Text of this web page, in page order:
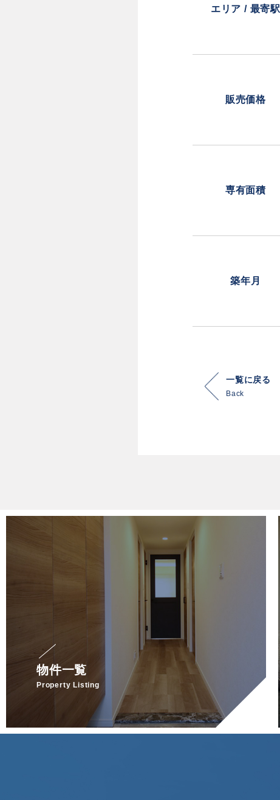
エリア / 最寄駅
販売価格
専有面積
築年月
一覧に戻る
Back
物件一覧
Property Listing